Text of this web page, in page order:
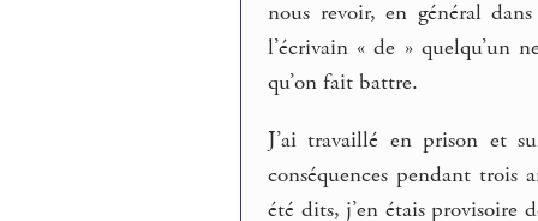
nous revoir, en général
l’écrivain « de » quelqu’un
qu’on fait battre.
J’ai travaillé en prison et
conséquences pendant trois
été dits, j’en étais provisoire